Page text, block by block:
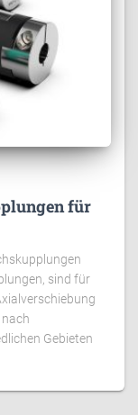
für
sind für
Gebieten